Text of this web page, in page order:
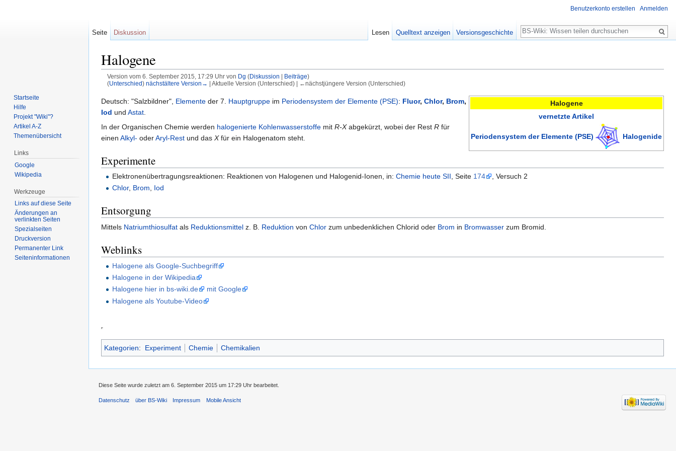
Halogene
Version vom 6. September 2015, 17:29 Uhr von Dg (Diskussion Beiträge)
(Unterschied) nächstältere Version→ | Aktuelle Version (Unterschied) | ←nächstjüngere Version (Unterschied)
Halogene
vernetzte Artikel
Periodensystem der Elemente (PSE) Halogenide
Deutsch: "Salzbildner", Elemente der 7. Hauptgruppe im Periodensystem der Elemente (PSE): Fluor, Chlor, Brom,
Iod und Astat
In der Organischen Chemie werden halogenierte Kohlenwasserstoffe mit R-Xabgekürzt, wobei der Rest R für
einen Alkyl- oderAryl-Rest und das Xfür ein Halogenatom steht.
Experimente
Elektronenübertragungsreaktionen: Reaktionen von Halogenen und Halogenid-Ionen, in:Chemie heute SII , Seite 174
, Versuch 2
Chlor, Brom, Iod
Entsorgung
Mittels Natriumthiosulfat als Reduktionsmittel z. B. Reduktion von Chlor zum unbedenklichen Chlorid oder Brom in Bromwasser zum Bromid.
Weblinks
Halogene als Google-Suchbegriff
Halogene in der Wikipedia
Halogene hier in bs-wiki.de
mit Google
Halogene als Youtube-Video
Kategorien: Experiment Chemie Chemikalien
Benutzerkonto erstellen Anmelden
Seite Diskussion Lesen Quelltext anzeigen Versionsgeschichte
Suche
Startseite
Hilfe
Projekt "Wiki"?
Artikel A-Z
Themenübersicht
Links
Google
Wikipedia
Werkzeuge
Links auf diese Seite
Änderungen an
verlinkten Seiten
Spezialseiten
Druckversion
Permanenter Link
Seiten­informationen
Diese Seite wurde zuletzt am 6. September 2015 um 17:29 Uhr bearbeitet.
Datenschutz über BS-Wiki Impressum Mobile Ansicht